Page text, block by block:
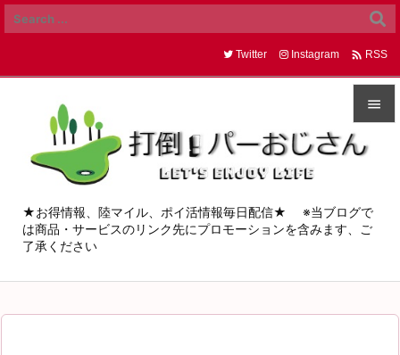


メニュ
サイド


Twitter Instagram  RSS
★お得情報、陸マイル、ポイ活情報毎日配信★ ※当ブログで
は商品・サービスのリンク先にプロモーションを含みます、ご
了承ください